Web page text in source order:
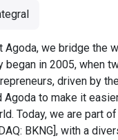
Agoda, we bridge the
began in 2005, when
driven by
Agoda to make it
Today, we are part
BKNG], with a